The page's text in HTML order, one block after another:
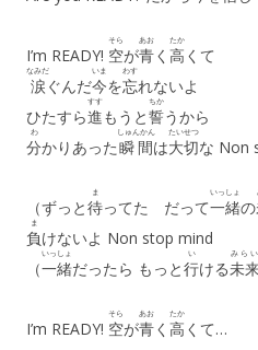
I’m READY! 空
そら
が青
あお
く 高
たか
くて
涙
なみだ
ぐんだ今
いま
を忘
わす
れないよ
ひたすら進
すす
もうと誓
ちか
うから
分
わ
かりあった瞬間
しゅんかん
は大切
たいせつ
な Non
（ずっと待
ま
ってた だって一緒
いっしょ
の
負
ま
けないよ Non stop mind
（一緒
いっしょ
だったら もっと行
い
ける未
みらい
I’m READY! 空
そら
が青
あお
く 高
たか
くて…